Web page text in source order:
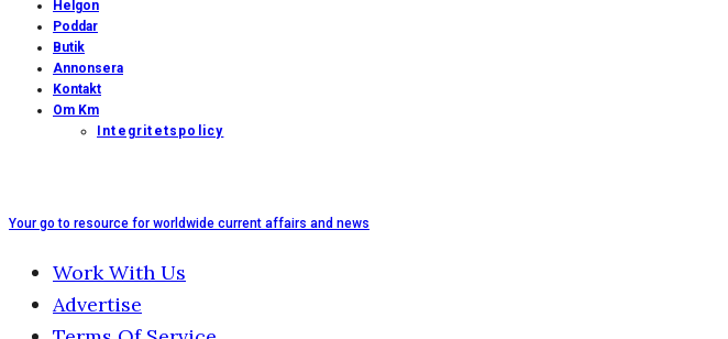
Helgon
Poddar
Butik
Annonsera
Kontakt
Om Km
Integritetspolicy
Your go to resource for worldwide current affairs and news
Work With Us
Advertise